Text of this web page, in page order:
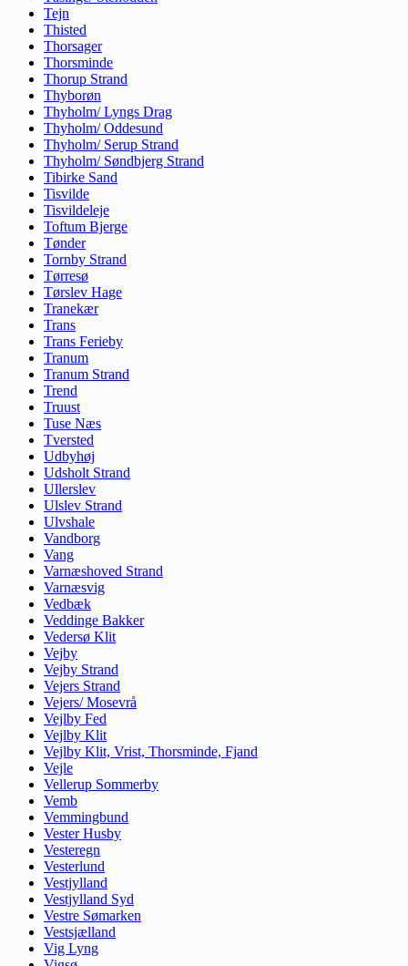
Tejn
Thisted
Thorsager
Thorsminde
Thorup Strand
Thyborøn
Thyholm/ Lyngs Drag
Thyholm/ Oddesund
Thyholm/ Serup Strand
Thyholm/ Søndbjerg Strand
Tibirke Sand
Tisvilde
Tisvildeleje
Toftum Bjerge
Tønder
Tornby Strand
Tørresø
Tørslev Hage
Tranekær
Trans
Trans Ferieby
Tranum
Tranum Strand
Trend
Truust
Tuse Næs
Tversted
Udbyhøj
Udsholt Strand
Ullerslev
Ulslev Strand
Ulvshale
Vandborg
Vang
Varnæshoved Strand
Varnæsvig
Vedbæk
Veddinge Bakker
Vedersø Klit
Vejby
Vejby Strand
Vejers Strand
Vejers/ Mosevrå
Vejlby Fed
Vejlby Klit
Vejlby Klit, Vrist, Thorsminde, Fjand
Vejle
Vellerup Sommerby
Vemb
Vemmingbund
Vester Husby
Vesteregn
Vesterlund
Vestjylland
Vestjylland Syd
Vestre Sømarken
Vestsjælland
Vig Lyng